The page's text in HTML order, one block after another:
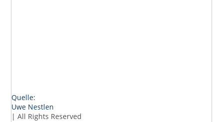
Quelle:
Uwe Nestlen
| All Rights Reserved